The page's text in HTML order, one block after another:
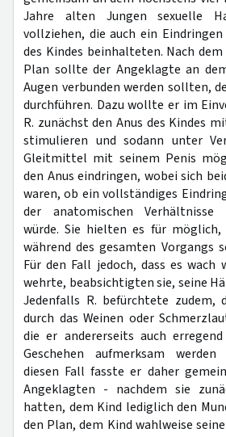
Jahre alten Jungen sexuelle
vollziehen, die auch ein
des Kindes beinhalteten. Nach
Plan sollte der Angeklagte an
Augen verbunden werden sollten,
durchführen. Dazu wollte er im
R. zunächst den Anus des Kindes
stimulieren und sodann unter
Gleitmittel mit seinem Penis
den Anus eindringen, wobei sich
waren, ob ein vollständiges
der anatomischen Verhältnisse
würde. Sie hielten es für möglich,
während des gesamten Vorgangs
Für den Fall jedoch, dass es wach
wehrte, beabsichtigten sie, seine
Jedenfalls R. befürchtete zudem,
durch das Weinen oder
die er andererseits auch
Geschehen aufmerksam
diesen Fall fasste er daher
Angeklagten - nachdem sie
hatten, dem Kind lediglich den
den Plan, dem Kind wahlweise